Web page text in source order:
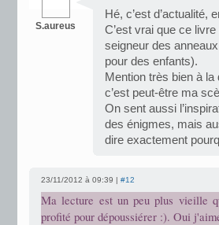
S.aureus
Hé, c’est d’actualité,
C’est vrai que ce
seigneur des
pour des enfants).
Mention très bien à
c’est peut-être ma
On sent aussi
des énigmes, mais
dire exactement
23/11/2012 à 09:39 | #12
Ma lecture est un peu plus vieille
profité pour dépoussiérer :). Oui